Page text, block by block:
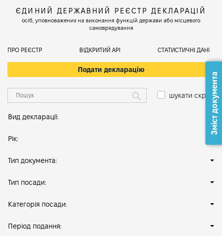
ЄДИНИЙ ДЕРЖАВНИЙ РЕЄСТР ДЕКЛАРАЦІЙ
осіб, уповноважених на виконання функцій держави або місцевого
самоврядування
ПРО РЕЄСТР ВІДКРИТИЙ АРІ СТАТИСТИЧНІ ДАНІ
Подати декларацію
шукати скрізь
Вид декларації:
Рік:
Тип документа:
Тип посади:
Категорія посади:
Період подання:
Зміст документа